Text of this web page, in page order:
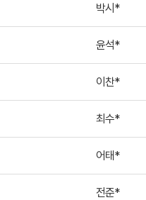
박시*
윤석*
이찬*
최수*
어태*
전준*